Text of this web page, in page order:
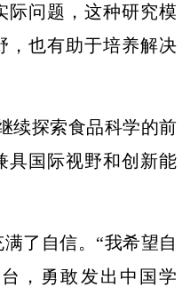
际问题，这种研究模
，也有助于培养解决
续探索食品科学的前
具国际视野和创新能
了自信。“我希望自
，勇敢发出中国学